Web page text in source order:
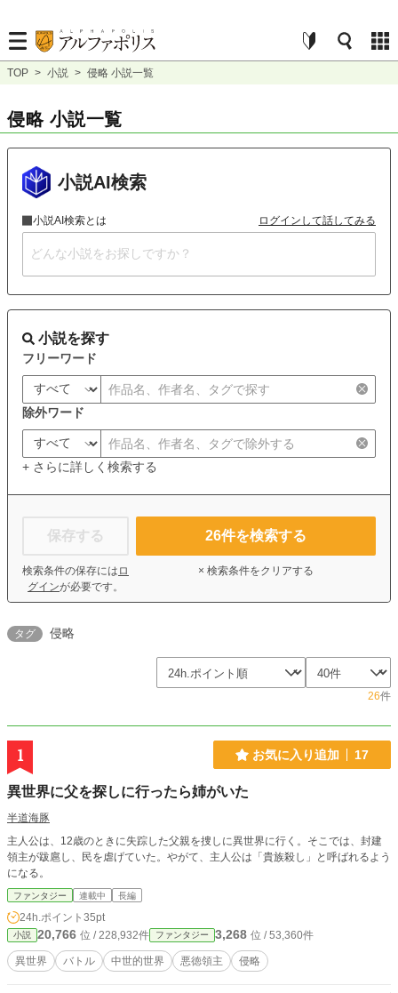
TOP > 小説 > 侵略 小説一覧
侵略 小説一覧
小説AI検索
小説AI検索とは ログインして話してみる
小説を探す
フリーワード
除外ワード
+ さらに詳しく検索する
保存する
検索条件の保存には ロ
グインが必要です。
26件を検索する
× 検索条件をクリアする
タグ 侵略
26件
1 お気に入り追加 17
異世界に父を探しに行ったら姉がいた
半道海豚
主人公は、12歳のときに失踪した父親を捜しに異世界に行く。そこでは、封建
領主が跋扈し、民を虐げていた。やがて、主人公は「貴族殺し」と呼ばれるよう
になる。
ファンタジー 連載中 長編
24h.ポイント 35pt
小説 20,766 位 / 228,932件 ファンタジー 3,268 位 / 53,360件
異世界 バトル 中世的世界 悪徳領主 侵略